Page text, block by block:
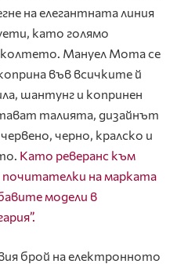
на елегантната линия
като голямо
Мануел Мота се
във всичките й
шантунг и копринен
талията, дизайнът
черно, кралско и
Като реверанс към
на марката
модели в
брой на електронното